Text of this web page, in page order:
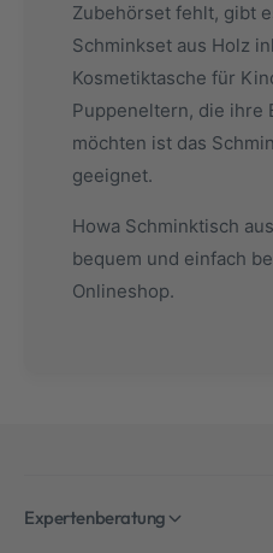
Zubehörset fehlt, gibt
Schminkset aus Holz
Kosmetiktasche für
Puppeneltern, die ihre
möchten ist das
geeignet.
Howa Schminktisch
bequem und einfach
Onlineshop.
Expertenberatung